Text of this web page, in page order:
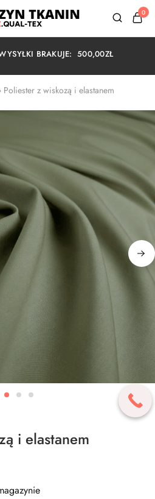
0
BRAKUJE:500,00ZŁ
Poliester z wiskozą i elastanem
i elastanem